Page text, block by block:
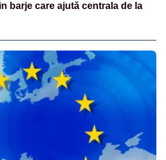
barje care ajută centrala de la